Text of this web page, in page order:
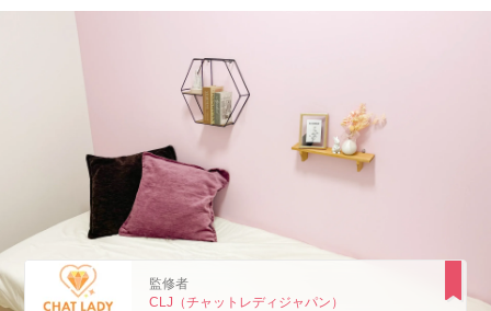
監修者
CLJ（チャットレディジャパン）